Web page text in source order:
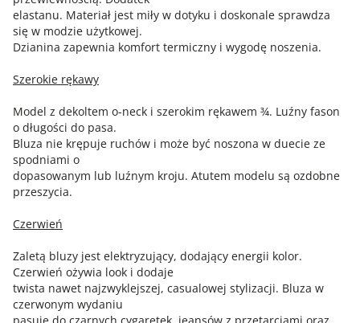
elastanu. Materiał jest miły w dotyku i doskonale sprawdza
się w modzie użytkowej.
Dzianina zapewnia komfort termiczny i wygodę noszenia.
Szerokie rękawy
Model z dekoltem o-neck i szerokim rękawem ¾. Luźny fason
o długości do pasa.
Bluza nie krępuje ruchów i może być noszona w duecie ze
spodniami o
dopasowanym lub luźnym kroju. Atutem modelu są ozdobne
przeszycia.
Czerwień
Zaletą bluzy jest elektryzujący, dodający energii kolor.
Czerwień ożywia look i dodaje
twista nawet najzwyklejszej, casualowej stylizacji. Bluza w
czerwonym wydaniu
pasuje do czarnych cygaretek, jeansów z przetarciami oraz